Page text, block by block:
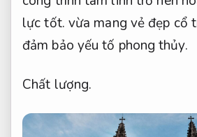
lực tốt. vừa mang vẻ đẹp cổ
đảm bảo yếu tố phong thủy.
Chất lượng.